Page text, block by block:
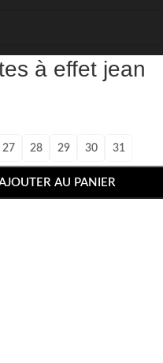
à effet jean
27 28 29 30 31
AU PANIER